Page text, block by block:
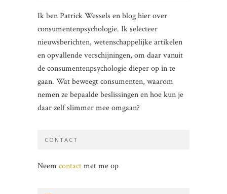
Ik ben Patrick Wessels en blog hier over
consumentenpsychologie. Ik selecteer
nieuwsberichten, wetenschappelijke artikelen
en opvallende verschijningen, om daar vanuit
de consumentenpsychologie dieper op in te
gaan. Wat beweegt consumenten, waarom
nemen ze bepaalde beslissingen en hoe kun je
daar zelf slimmer mee omgaan?
CONTACT
Neem contactmet me op